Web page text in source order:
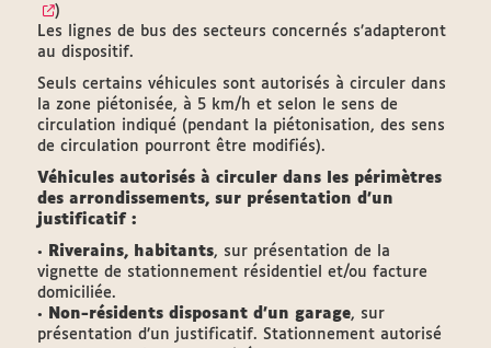
)
Les lignes de bus des secteurs concernés s’adapteront
au dispositif.
Seuls certains véhicules sont autorisés à circuler dans
la zone piétonisée, à 5 km/h et selon le sens de
circulation indiqué (pendant la piétonisation, des sens
de circulation pourront être modifiés).
Véhicules autorisés à circuler dans les périmètres
des arrondissements, sur présentation d’un
justificatif :
• Riverains, habitants, sur présentation de la
vignette de stationnement résidentiel et/ou facture
domiciliée.
•
Non-résidents disposant d’un garage, sur
présentation d’un justificatif. Stationnement autorisé